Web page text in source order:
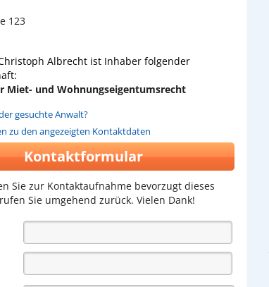
123
Albrecht ist Inhaber folgender
Miet- und Wohnungseigentumsrecht
gesuchte Anwalt?
zu den angezeigten Kontaktdaten
Kontaktformular
Sie zur Kontaktaufnahme bevorzugt dieses
Sie umgehend zurück. Vielen Dank!